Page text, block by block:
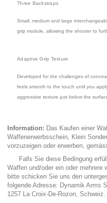
Three Backstraps
Small, medium and large
grip module, allowing the shooter to
Adaptive Grip Texture
Developed for the challenges of
feels smooth to the touch until you
aggressive texture just below the
Information: Das Kaufen einer
Waffenerwerbsschein, Klein
vorzuzeigen oder erwerben,
Falls Sie diese Bedingung
Waffen und/oder ein oder
bitte schicken Sie uns den
folgende Adresse: Dynamik Arms
1257 La Croix-De-Rozon, Schweiz.